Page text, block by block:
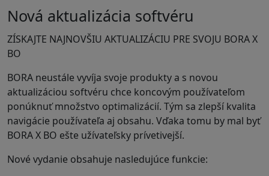
Nová aktualizácia softvéru
ZÍSKAJTE NAJNOVŠIU AKTUALIZÁCIU PRE SVOJU BORA X
BO
BORA neustále vyvíja svoje produkty a s novou
aktualizáciou softvéru chce koncovým používateľom
ponúknuť množstvo optimalizácií. Tým sa zlepší kvalita
navigácie používateľa aj obsahu. Vďaka tomu by mal byť
BORA X BO ešte užívateľsky prívetivejší.
Nové vydanie obsahuje nasledujúce funkcie: